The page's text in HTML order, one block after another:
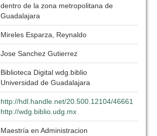
dentro de la zona metropolitana de
Guadalajara
Mireles Esparza, Reynaldo
Jose Sanchez Gutierrez
Biblioteca Digital wdg.biblio
Universidad de Guadalajara
http://hdl.handle.net/20.500.12104/46661
http://wdg.biblio.udg.mx
Maestría en Administracion